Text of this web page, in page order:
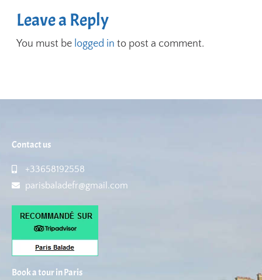
Leave a Reply
You must be logged in to post a comment.
Contact us
+33658192558
parisbaladefr@gmail.com
Book a tour in Paris